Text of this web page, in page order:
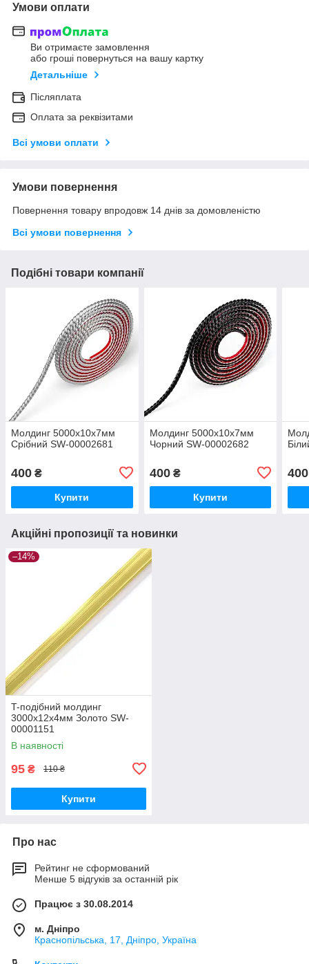
Умови оплати
Ви отримаєте замовлення
або гроші повернуться на вашу картку
Детальніше
Післяплата
Оплата за реквізитами
Всі умови оплати
Умови повернення
Повернення товару впродовж 14 днів за домовленістю
Всі умови повернення
Подібні товари компанії
Молдинг 5000х10х7мм
Срібний SW-00002681
400 ₴
Купити
Молдинг 5000х10х7мм
Чорний SW-00002682
400₴
Купити
400
Акційні пропозиції та новинки
–14%
T-подібний молдинг
3000х12х4мм Золото SW-
00001151
В наявності
95 ₴ 110 ₴
Купити
Про нас
Рейтинг не сформований
Менше 5 відгуків за останній рік
Працює з 30.08.2014
м. Дніпро
Краснопільська, 17, Дніпро, Україна